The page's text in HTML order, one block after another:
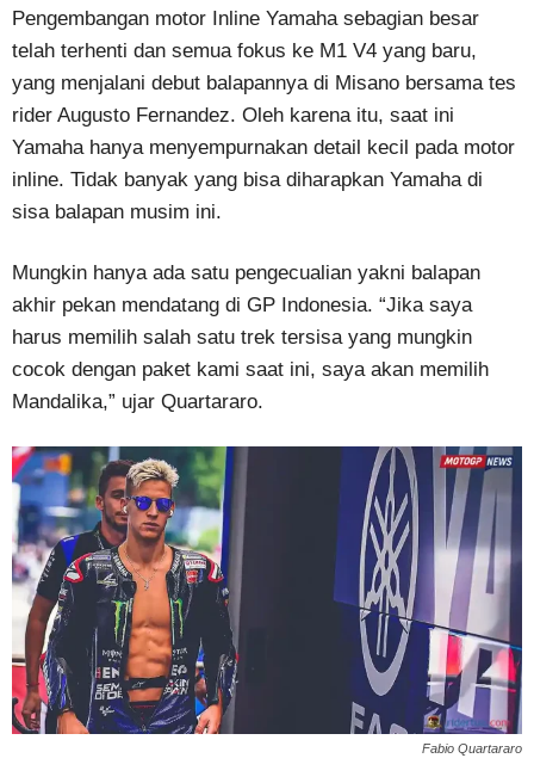
Pengembangan motor Inline Yamaha sebagian besar
telah terhenti dan semua fokus ke M1 V4 yang baru,
yang menjalani debut balapannya di Misano bersama tes
rider Augusto Fernandez. Oleh karena itu, saat ini
Yamaha hanya menyempurnakan detail kecil pada motor
inline. Tidak banyak yang bisa diharapkan Yamaha di
sisa balapan musim ini.
Mungkin hanya ada satu pengecualian yakni balapan
akhir pekan mendatang di GP Indonesia. “Jika saya
harus memilih salah satu trek tersisa yang mungkin
cocok dengan paket kami saat ini, saya akan memilih
Mandalika,” ujar Quartararo.
Fabio Quartararo